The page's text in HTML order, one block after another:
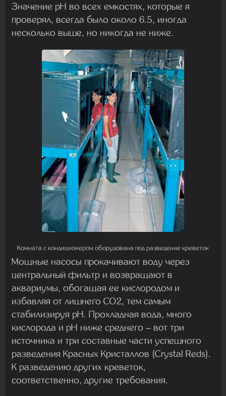
Значение pH во всех емкостях, которые я
проверял, всегда было около 6.5, иногда
несколько выше, но никогда не ниже.
Комната с кондиционером оборудована под разведение креветок
Мощные насосы прокачивают воду через
центральный фильтр и возвращают в
аквариумы, обогащая ее кислородом и
избавляя от лишнего CO2, тем самым
стабилизируя pH. Прохладная вода, много
кислорода и pH ниже среднего – вот три
источника и три составные части успешного
разведения Красных Кристаллов (Crystal Reds).
К разведению других креветок,
соответственно, другие требования.